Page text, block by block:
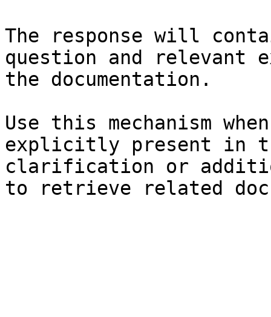
The response will
question and relevant
the documentation.
Use this mechanism
explicitly present in
clarification or